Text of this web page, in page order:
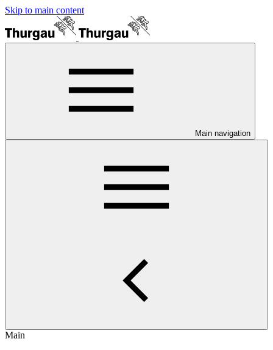
Skip to main content
Main navigation
Main